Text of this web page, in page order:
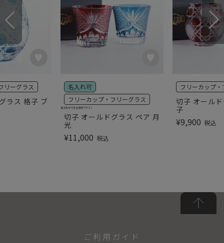
ラス 格子 ブ
リーグラス
切子 オールドグラス ペア 月
光
名入れ可
フリーカップ・フリーグラス
¥11,000 税込
名入れができる切子グラス！
切子 オール
子
フリーカップ
¥9,900 税込
ご利用ガイド